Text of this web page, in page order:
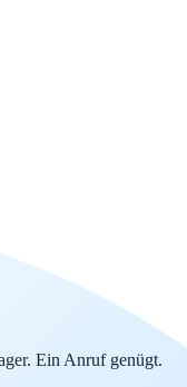
Ein Anruf genügt.